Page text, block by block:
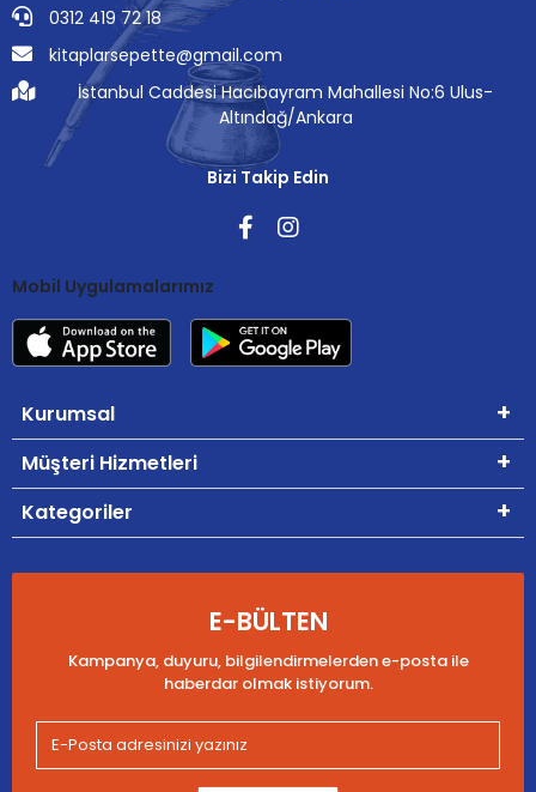
0312 419 72 18
kitaplarsepette@gmail.com
İstanbul Caddesi Hacıbayram Mahallesi No:6 Ulus-
Altındağ/Ankara
Bizi Takip Edin
Mobil Uygulamalarımız
Kurumsal
Müşteri Hizmetleri
Kategoriler
E-BÜLTEN
Kampanya, duyuru, bilgilendirmelerden e-posta ile
haberdar olmak istiyorum.